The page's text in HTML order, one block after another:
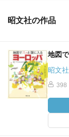
昭文社の作品
地図
昭文社
398